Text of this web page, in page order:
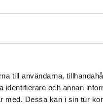
till användarna,
och annan
Dessa kan i sin tur
SVOA